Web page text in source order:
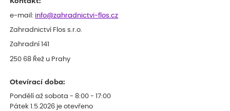
Kontakt:
e-mail: info@zahradnictvi-flos.cz
Zahradnictví Flos s.r.o.
Zahradní 141
250 68 Řež u Prahy
Otevírací doba:
Pondělí až sobota - 8:00 - 17:00
Pátek 1.5.2026 je otevřeno